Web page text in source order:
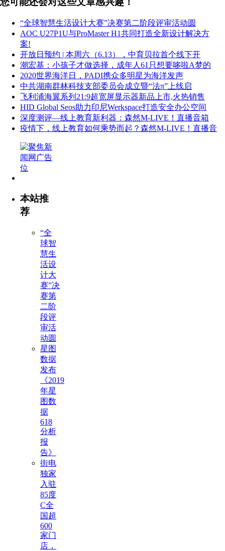
“全球智慧生活设计大赛”决赛第二阶段评审活动圆
AOC U27P1U与ProMaster H1共同打造全新设计解决方
案!
开放日预约 | 本周六（6.13），中育贝拉首个线下开
潮宏基：小孩子才做选择，成年人61只想要哆啦A梦的
2020世界海洋日，PADI携众多明星为海洋发声
中共湖南群林科技支部委员会成立暨“法π”上线启
飞利浦海翼系列21:9超宽屏显示器新品上市,火热销售
HID Global Seos助力印尼Werkspace打造安全办公空间
深度测评—线上教育新利器：森然M-LIVE！直播音箱
疫情下，线上教育如何乘势而起？森然M-LIVE！直播音
本站推
荐
“全
球智
慧生
活设
计大
赛”决
赛第
二阶
段评
审活
动圆
星图
数据
发布
《2019
年星
图数
据
618
分析
报
告》
街电
独家
入驻
85度
C全
国超
600
家门
店，